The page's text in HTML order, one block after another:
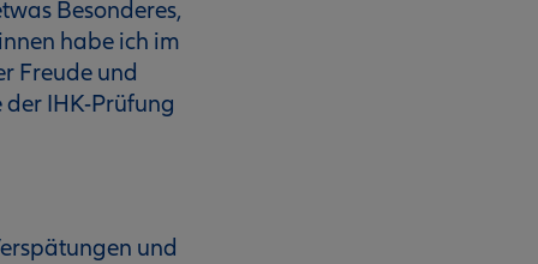
Besonderes,
habe ich im
Freude und
IHK-Prüfung
und